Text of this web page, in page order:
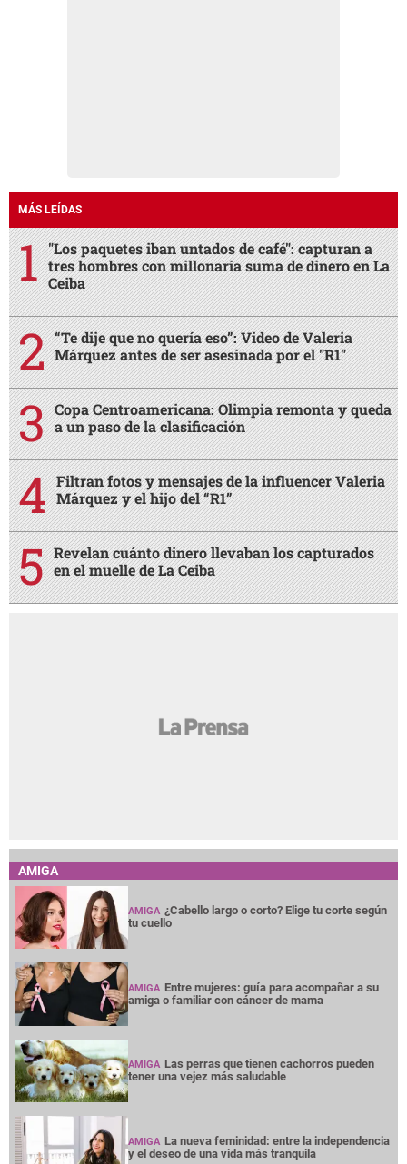
MÁS LEÍDAS
"Los paquetes iban untados de café": capturan a
tres hombres con millonaria suma de dinero en La
Ceiba
“Te dije que no quería eso”: Video de Valeria
Márquez antes de ser asesinada por el "R1"
Copa Centroamericana: Olimpia remonta y queda
a un paso de la clasificación
Filtran fotos y mensajes de la influencer Valeria
Márquez y el hijo del “R1”
Revelan cuánto dinero llevaban los capturados
en el muelle de La Ceiba
AMIGA
AMIGA ¿Cabello largo o corto? Elige tu corte según
tu cuello
AMIGA Entre mujeres: guía para acompañar a su
amiga o familiar con cáncer de mama
AMIGA Las perras que tienen cachorros pueden
tener una vejez más saludable
AMIGA La nueva feminidad: entre la independencia
y el deseo de una vida más tranquila